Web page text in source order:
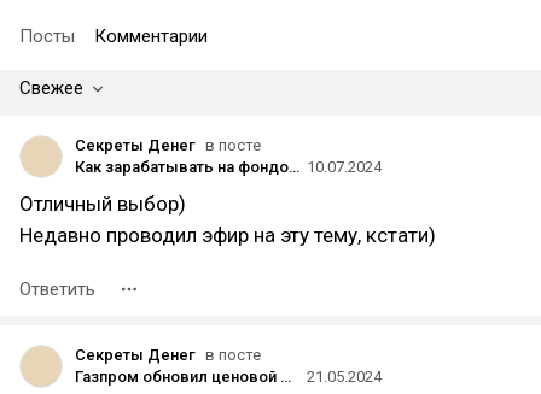
Посты Комментарии
Свежее
Секреты Денег в посте
Как зарабатывать на фондовом рынке? 10.07.2024
Отличный выбор)
Недавно проводил эфир на эту тему, кстати)
Ответить
Секреты Денег в посте
Газпром обновил ценовой минимум впервые с 2022 года!
21.05.2024